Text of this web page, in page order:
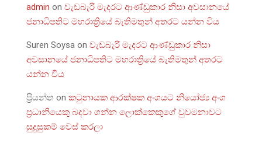
admin on වැඩබැරි මැදරට ආණ්ඩුකාර නිසා අවසානයේ
ජනාධිපතිට මහරාත්‍රියේ බැතිමතුන් අතරට යන්න විය
Suren Soysa on වැඩබැරි මැදරට ආණ්ඩුකාර නිසා
අවසානයේ ජනාධිපතිට මහරාත්‍රියේ බැතිමතුන් අතරට
යන්න විය
ප්‍රියන්ත on කටුනායක ආරක්ෂක අංශයට නියෝජ්‍ය අංශ
ප්‍රධානියෙකු බදවා ගන්න ලොක්කෙකුගේ වුවමනාවට
සුදුසුකම් වෙස් කරලා